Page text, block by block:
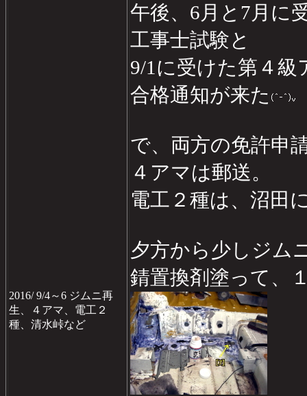
2016/ 9/4～6 ジムニ再
生、４アマ、電工２
種、清水峠など
午後、6月と7月に
工事士試験と
9/1に受けた第４
合格通知が来た
で、両方の免許申
４アマは郵送。
電工２種は、沼田
夕方から少しジム
錆置換剤塗って、